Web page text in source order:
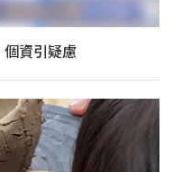
資引疑慮